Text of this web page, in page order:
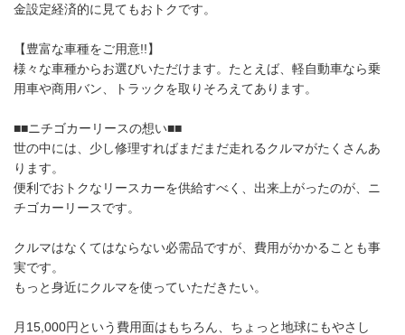
金設定経済的に見てもおトクです。
【豊富な車種をご用意!!】
様々な車種からお選びいただけます。たとえば、軽自動車なら乗
用車や商用バン、トラックを取りそろえてあります。
■■ニチゴカーリースの想い■■
世の中には、少し修理すればまだまだ走れるクルマがたくさんあ
ります。
便利でおトクなリースカーを供給すべく、出来上がったのが、ニ
チゴカーリースです。
クルマはなくてはならない必需品ですが、費用がかかることも事
実です。
もっと身近にクルマを使っていただきたい。
月15,000円という費用面はもちろん、ちょっと地球にもやさし